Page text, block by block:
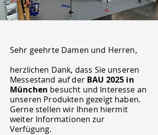
Sehr geehrte Damen und Herren,
herzlichen Dank, dass Sie unseren
Messestand auf der BAU 2025 in
München besucht und Interesse an
unseren Produkten gezeigt haben.
Gerne stellen wir Ihnen hiermit
weiter Informationen zur
Verfügung.